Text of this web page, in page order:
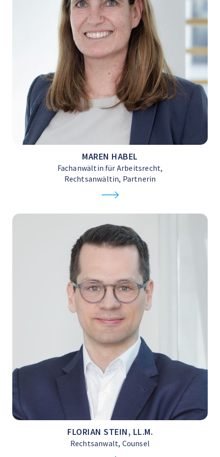
MAREN HABEL
Fachanwältin für Arbeitsrecht,
Rechtsanwältin, Partnerin
FLORIAN STEIN, LL.M.
Rechtsanwalt, Counsel